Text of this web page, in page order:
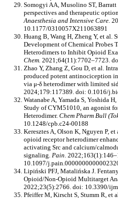
Somogyi AA, Musolino ST,
perspectives and therapeutic
Anaesthesia and Intensive Care.
10.1177/0310057X211063891
Huang B, Wang H, Zheng Y, et al.
Development of Chemical Probes
Heterodimers to Inhibit Opioid
Chem. 2021;64(11):7702–7723.
Zhao Y, Zhang Z, Gou D, et al.
produced potent antinociception
via μ-δ heterodimer with limited
2024;179:117389. doi: 0.1016/
Watanabe A, Yamada S, Yoshida
Study of CYM51010, an agonist
Heterodimer. Chem Pharm Bull
10.1248/cpb.c24-00188
Keresztes A, Olson K, Nguyen P,
opioid receptor heterodimer
activating Src and calcium/
signaling. Pain.
10.1097/
Lipiński PFJ, Matalińska J.
Opioid/Non-Opioid Multitarget
2022;23(5):2766. doi: 10.3390/
Pfeiffer M, Kirscht S, Stumm R, et